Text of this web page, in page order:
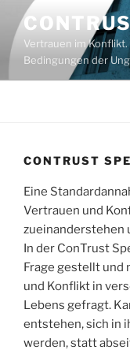
Inhalt
springenVertrauen im
Bedingungen der
CONTRUST
Eine
Vertrauen und
zueinanderstehen
In der ConTrust
Frage gestellt und
und Konflikt in
Lebens gefragt.
entstehen, sich in
werden, statt